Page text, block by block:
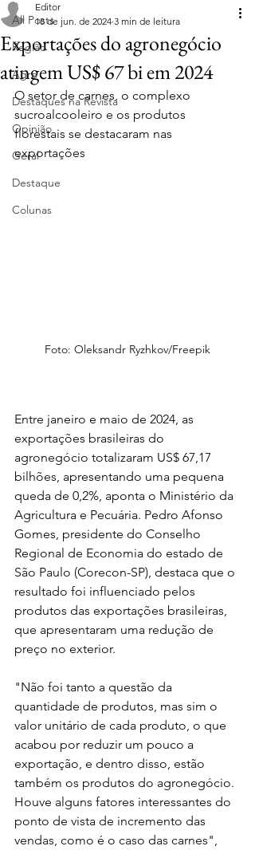
All Posts
Região
Agro
Destaques na Revista
Opinião
Geral
Destaque
Colunas
Exportações do agronegócio
atingem US$ 67 bi em 2024
Editor
18 de jun. de 2024 3 min de leitura
O setor de carnes, o complexo
sucroalcooleiro e os produtos
florestais se destacaram nas
exportações
Foto: Oleksandr Ryzhkov/Freepik
Entre janeiro e maio de 2024, as
exportações brasileiras do
agronegócio totalizaram US$ 67,17
bilhões, apresentando uma pequena
queda de 0,2%, aponta o Ministério da
Agricultura e Pecuária. Pedro Afonso
Gomes, presidente do Conselho
Regional de Economia do estado de
São Paulo (Corecon-SP), destaca que o
resultado foi influenciado pelos
produtos das exportações brasileiras,
que apresentaram uma redução de
preço no exterior.
"Não foi tanto a questão da
quantidade de produtos, mas sim o
valor unitário de cada produto, o que
acabou por reduzir um pouco a
exportação, e dentro disso, estão
também os produtos do agronegócio.
Houve alguns fatores interessantes do
ponto de vista de incremento das
vendas, como é o caso das carnes",